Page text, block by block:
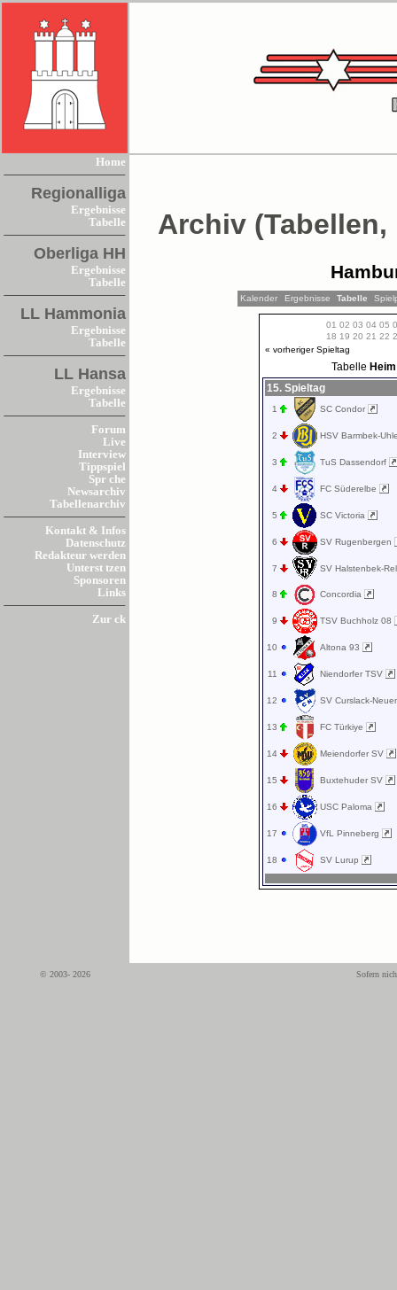
Home
Regionalliga
Ergebnisse
Tabelle
Oberliga HH
Ergebnisse
Tabelle
LL Hammonia
Ergebnisse
Tabelle
LL Hansa
Ergebnisse
Tabelle
Forum
Live
Interview
Tippspiel
Spr che
Newsarchiv
Tabellenarchiv
Kontakt & Infos
Datenschutz
Redakteur werden
Unterst tzen
Sponsoren
Links
Zur ck
Archiv
Kalender Ergebnisse Tabelle
01 02 03 04 05
18 19 20 21 22
« vorheriger Spieltag
Tabelle
15. Spieltag
1 SC Condor
2 HSV Barmbek-
3 TuS Dassendorf
4 FC Süderelbe
5 SC Victoria
6 SV Rugenbergen
7 SV Halstenbek-
8 Concordia
9 TSV Buchholz 08
10 Altona 93
11 Niendorfer TSV
12 SV Curslack-
13 FC Türkiye
14 Meiendorfer SV
15 Buxtehuder SV
16 USC Paloma
17 VfL Pinneberg
18 SV Lurup
© 2003- 2026 Sofern